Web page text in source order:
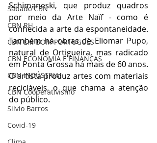
Sábado CBN
CBN RH
CBN EM BOM PORTUGUÊS
CBN ECONOMIA E FINANÇAS
CBN INDÚSTRIA
CBN Cooperativismo
Silvio Barros
Covid-19
Schimaneski, que produz quadros
por meio da Arte Naïf - como é
conhecida a arte da espontaneidade.
Também há obras de Eliomar Pupo,
natural de Ortigueira, mas radicado
em Ponta Grossa há mais de 60 anos.
O artista produz artes com materiais
recicláveis, o que chama a atenção
do público.